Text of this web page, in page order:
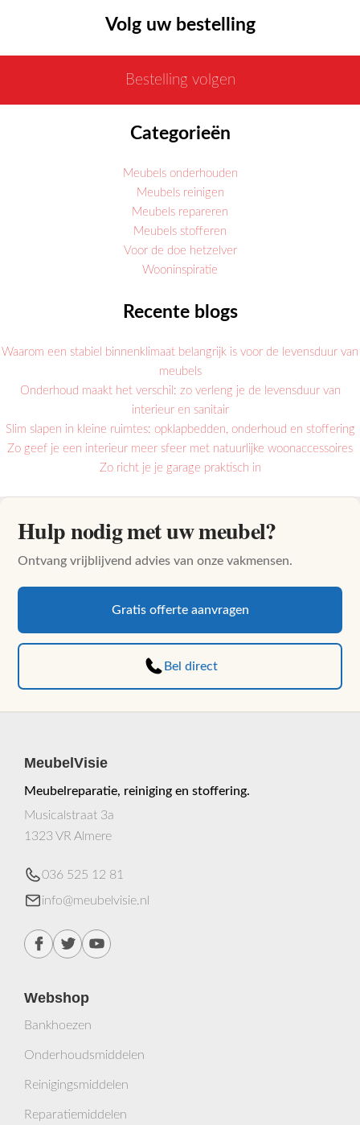
Volg uw bestelling
Bestelling volgen
Categorieën
Meubels onderhouden
Meubels reinigen
Meubels repareren
Meubels stofferen
Voor de doe hetzelver
Wooninspiratie
Recente blogs
Waarom een stabiel binnenklimaat belangrijk is voor de levensduur van
meubels
Onderhoud maakt het verschil: zo verleng je de levensduur van
interieur en sanitair
Slim slapen in kleine ruimtes: opklapbedden, onderhoud en stoffering
Zo geef je een interieur meer sfeer met natuurlijke woonaccessoires
Zo richt je je garage praktisch in
Hulp nodig met uw meubel?
Ontvang vrijblijvend advies van onze vakmensen.
Gratis offerte aanvragen
Bel direct
MeubelVisie
Meubelreparatie, reiniging en stoffering.
Musicalstraat 3a
1323 VR Almere
036 525 12 81
info@meubelvisie.nl
Webshop
Bankhoezen
Onderhoudsmiddelen
Reinigingsmiddelen
Reparatiemiddelen